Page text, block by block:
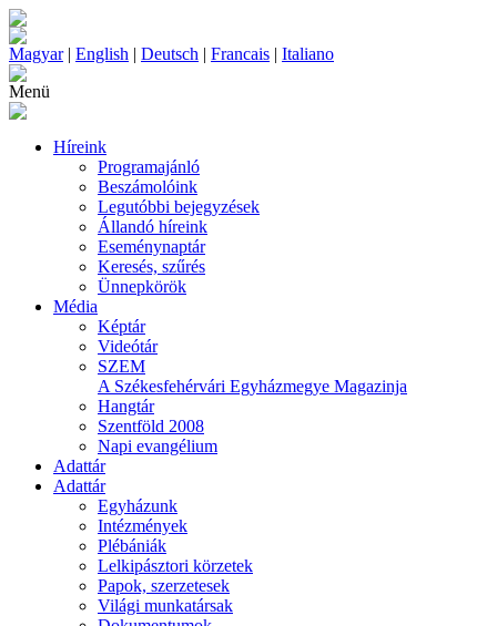
Magyar| English | Deutsch | Francais | Italiano
Menü
Híreink
Programajánló
Beszámolóink
Legutóbbi bejegyzések
Állandó híreink
Eseménynaptár
Keresés, szűrés
Ünnepkörök
Média
Képtár
Videótár
SZEM
A Székesfehérvári Egyházmegye Magazinja
Hangtár
Szentföld 2008
Napi evangélium
Adattár
Adattár
Egyházunk
Intézmények
Plébániák
Lelkipásztori körzetek
Papok, szerzetesek
Világi munkatársak